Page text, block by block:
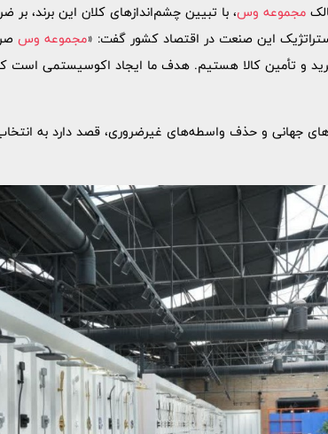
مجموعه وس، با تبیین چشم‌اندازهای کلان این برند، بر
این صنعت در اقتصاد کشور گفت: «مجموعه وس
خرید و تأمین کالا هستیم. هدف ما ایجاد اکوسیستمی
جهانی و حذف واسطه‌های غیرضروری، قصد دارد به